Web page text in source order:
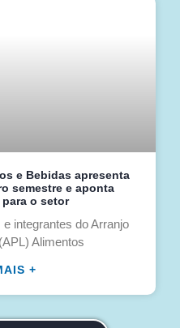
e Bebidas apresenta
semestre e aponta
o setor
integrantes do Arranjo
Alimentos
+